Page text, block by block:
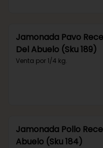
Jamonada Pavo
Del Abuelo (Sku 189)
Venta por 1/4 kg.
Jamonada Pollo
Abuelo (Sku 184)